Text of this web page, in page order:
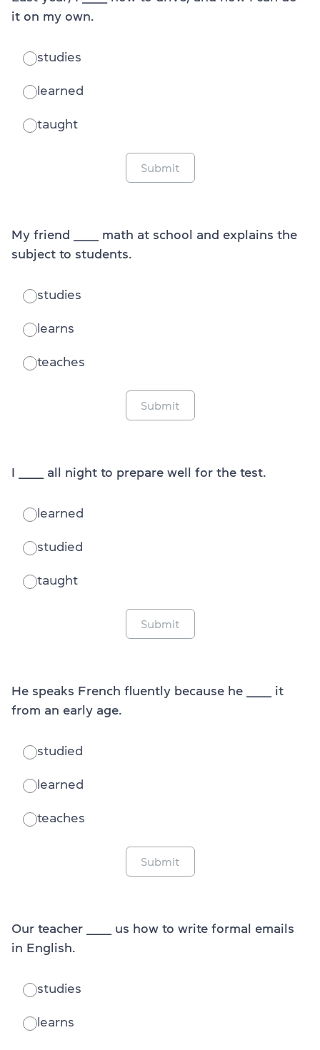
it on my own.
studies
learned
taught
Submit
My friend _______ math at school and explains the
subject to students.
studies
learns
teaches
Submit
I _______ all night to prepare well for the test.
learned
studied
taught
Submit
He speaks French fluently because he _______ it
from an early age.
studied
learned
teaches
Submit
Our teacher _______ us how to write formal emails
in English.
studies
learns